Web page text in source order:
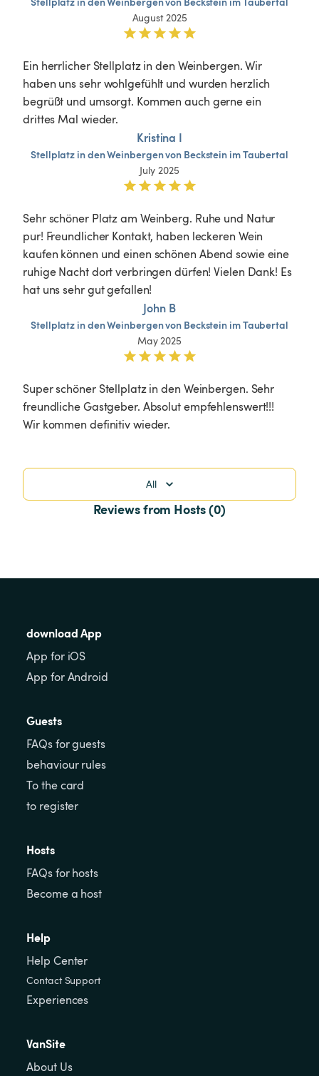
August 2025
Ein herrlicher Stellplatz in den Weinbergen. Wir
haben uns sehr wohlgefühlt und wurden herzlich
begrüßt und umsorgt. Kommen auch gerne ein
drittes Mal wieder.
Kristina I
StellplatzindenWeinbergenvon BecksteinimTaubertal
July 2025
Sehr schöner Platz am Weinberg. Ruhe und Natur
pur! Freundlicher Kontakt, haben leckeren Wein
kaufen können und einen schönen Abend sowie eine
ruhige Nacht dort verbringen dürfen! Vielen Dank! Es
hat uns sehr gut gefallen!
John B
StellplatzindenWeinbergenvon BecksteinimTaubertal
May 2025
Super schöner Stellplatz in den Weinbergen. Sehr
freundliche Gastgeber. Absolut empfehlenswert!!!
Wir kommen definitiv wieder.
All
Reviews from Hosts (0)
download App
App for iOS
App for Android
Guests
FAQs for guests
behaviour rules
To the card
to register
Hosts
FAQs for hosts
Become a host
Help
Help Center
Contact Support
Experiences
VanSite
About Us